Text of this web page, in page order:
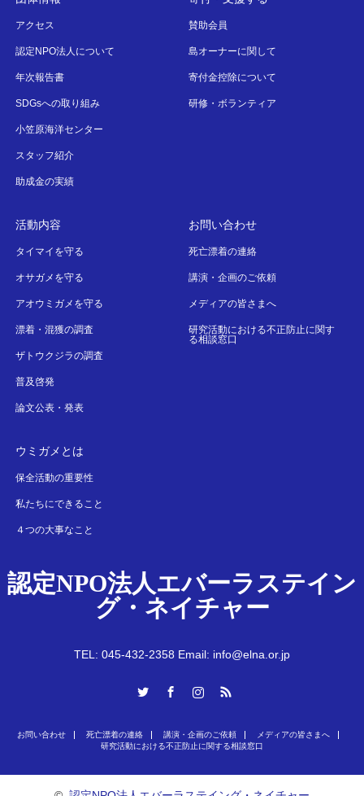
アクセス
認定NPO法人について
年次報告書
SDGsへの取り組み
小笠原海洋センター
スタッフ紹介
助成金の実績
賛助会員
島オーナーに関して
寄付金控除について
研修・ボランティア
活動内容
タイマイを守る
オサガメを守る
アオウミガメを守る
漂着・混獲の調査
ザトウクジラの調査
普及啓発
論文公表・発表
お問い合わせ
死亡漂着の連絡
講演・企画のご依頼
メディアの皆さまへ
研究活動における不正防止に関す
る相談窓口
ウミガメとは
保全活動の重要性
私たちにできること
４つの大事なこと
認定NPO法人エバーラステイン
グ・ネイチャー
TEL: 045-432-2358 Email: info@elna.or.jp
お問い合わせ 死亡漂着の連絡 講演・企画のご依頼
メディアの皆さまへ
研究活動における不正防止に関する相談窓口